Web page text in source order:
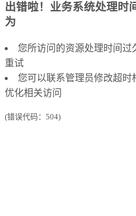
出错啦！业务系统处理时
为
您所访问的资源处理时间
重试
您可以联系管理员修改超时
优化相关访问
(错误代码：504)